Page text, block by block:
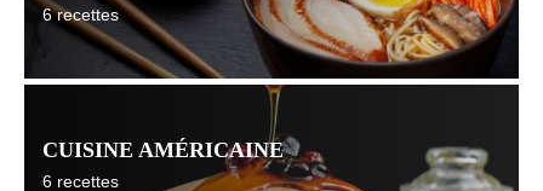
6 recettes
CUISINE AMÉRICAINE
6 recettes